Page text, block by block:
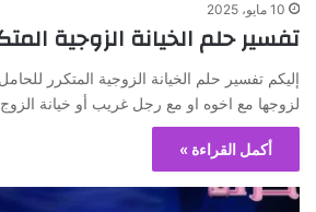
10 مايو، 2025
تفسير حلم الخيانة الزوجية
إليكم تفسير حلم الخيانة الزوجية المتكرر
لزوجها مع اخوه او مع رجل غريب أو خيانة
أكمل القراءة »